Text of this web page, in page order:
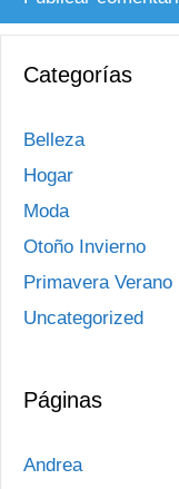
Categorías
Belleza
Hogar
Moda
Otoño Invierno
Primavera Verano
Uncategorized
Páginas
Andrea